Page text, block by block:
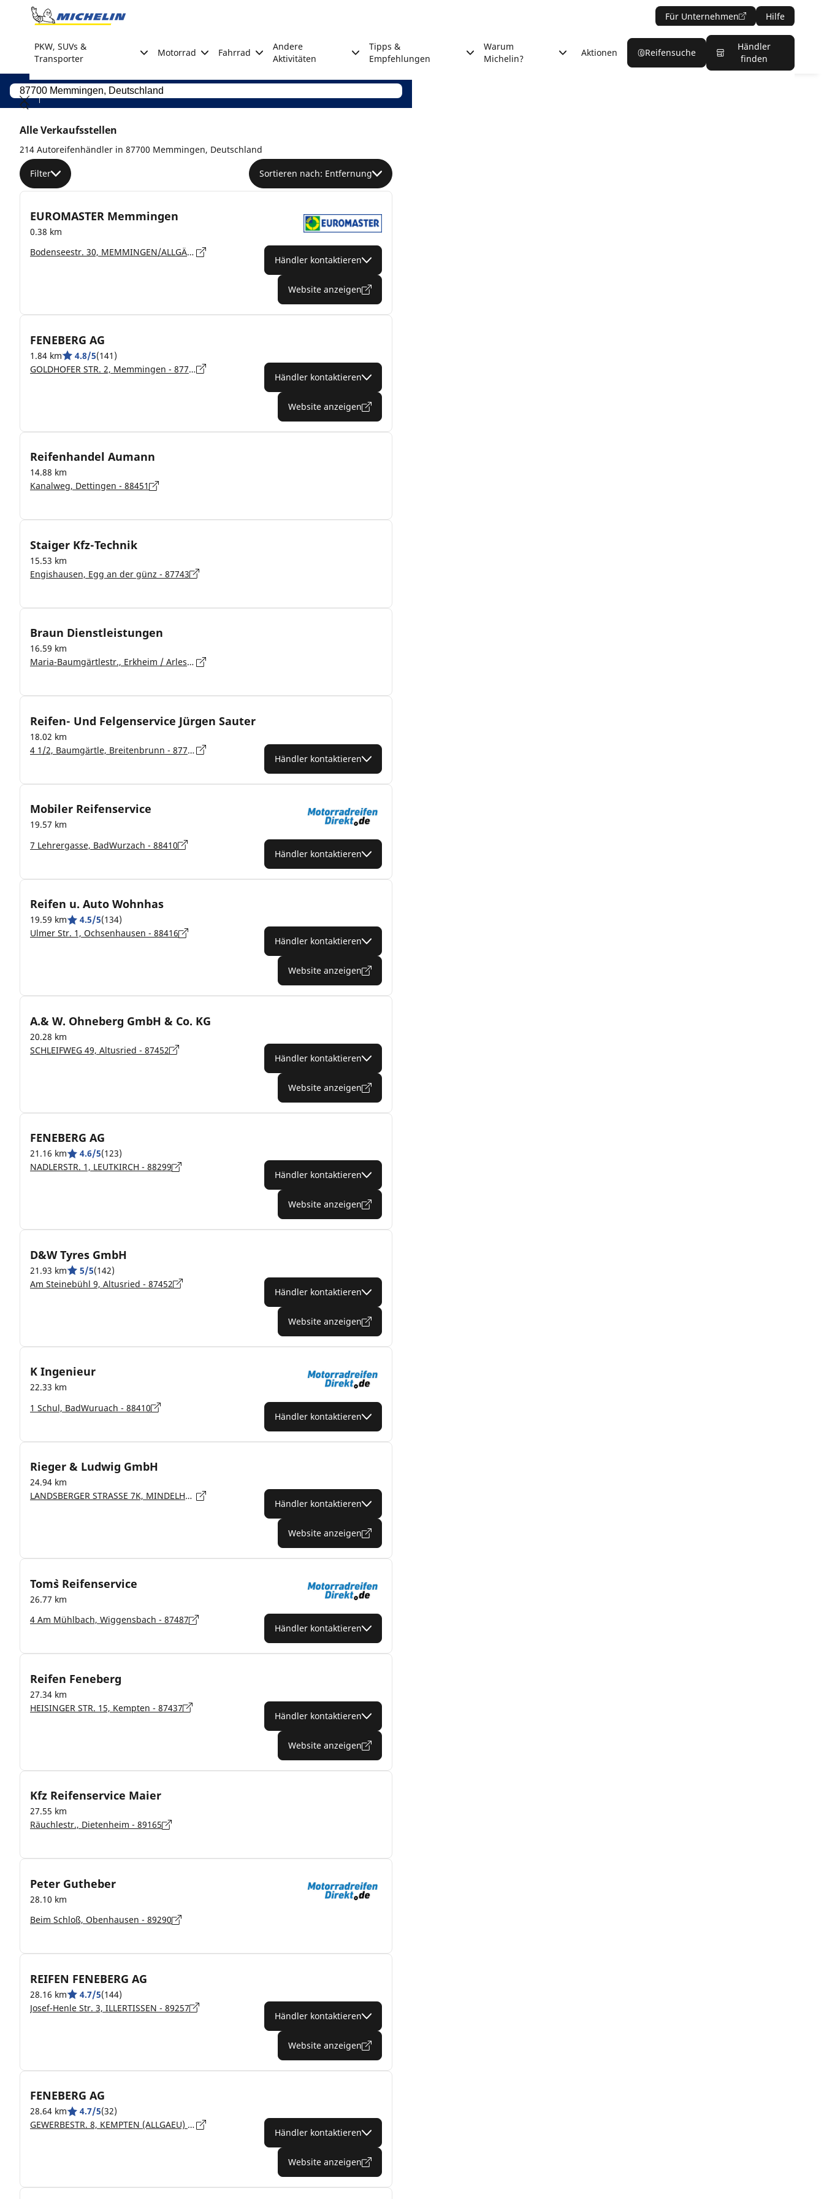
Go to page content
Für Unternehmen Hilfe
PKW, SUVs &
Transporter
Motorrad Fahrrad
Andere
Aktivitäten
Tipps &
Empfehlungen
Warum
Michelin?
Aktionen Reifensuche
Händler
finden
Alle Verkaufsstellen
214 Autoreifenhändler in 87700 Memmingen, Deutschland
Filter Sortieren nach: Entfernung
EUROMASTER Memmingen
0.38 km
Bodenseestr. 30, MEMMINGEN/ALLGÄU - 87700
Händler kontaktieren
Website anzeigen
FENEBERG AG
1.84 km 4.8/5(141)
GOLDHOFER STR. 2, Memmingen - 87700
Händler kontaktieren
Website anzeigen
Reifenhandel Aumann
14.88 km
Kanalweg, Dettingen - 88451
Staiger Kfz-Technik
15.53 km
Engishausen, Egg an der günz - 87743
Braun Dienstleistungen
16.59 km
Maria-Baumgärtlestr., Erkheim / Arlesried - 87746
Reifen- Und Felgenservice Jürgen Sauter
18.02 km
4 1/2, Baumgärtle, Breitenbrunn - 87739
Händler kontaktieren
Mobiler Reifenservice
19.57 km
7 Lehrergasse, BadWurzach - 88410
Händler kontaktieren
Reifen u. Auto Wohnhas
19.59 km 4.5/5(134)
Ulmer Str. 1, Ochsenhausen - 88416
Händler kontaktieren
Website anzeigen
A.& W. Ohneberg GmbH & Co. KG
20.28 km
SCHLEIFWEG 49, Altusried - 87452
Händler kontaktieren
Website anzeigen
FENEBERG AG
21.16 km 4.6/5(123)
NADLERSTR. 1, LEUTKIRCH - 88299
Händler kontaktieren
Website anzeigen
D&W Tyres GmbH
21.93 km 5/5(142)
Am Steinebühl 9, Altusried - 87452
Händler kontaktieren
Website anzeigen
K Ingenieur
22.33 km
1 Schul, BadWuruach - 88410
Händler kontaktieren
Rieger & Ludwig GmbH
24.94 km
LANDSBERGER STRASSE 7K, MINDELHEIM - 87719
Händler kontaktieren
Website anzeigen
Tom`s Reifenservice
26.77 km
4 Am Mühlbach, Wiggensbach - 87487
Händler kontaktieren
Reifen Feneberg
27.34 km
HEISINGER STR. 15, Kempten - 87437
Händler kontaktieren
Website anzeigen
Kfz Reifenservice Maier
27.55 km
Räuchlestr., Dietenheim - 89165
Peter Gutheber
28.10 km
Beim Schloß, Obenhausen - 89290
REIFEN FENEBERG AG
28.16 km 4.7/5(144)
Josef-Henle Str. 3, ILLERTISSEN - 89257
Händler kontaktieren
Website anzeigen
FENEBERG AG
28.64 km 4.7/5(32)
GEWERBESTR. 8, KEMPTEN (ALLGAEU) - 87439
Händler kontaktieren
Website anzeigen